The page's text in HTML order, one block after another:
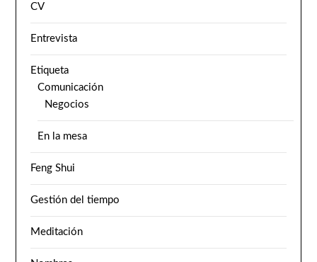
CV
Entrevista
Etiqueta
Comunicación
Negocios
En la mesa
Feng Shui
Gestión del tiempo
Meditación